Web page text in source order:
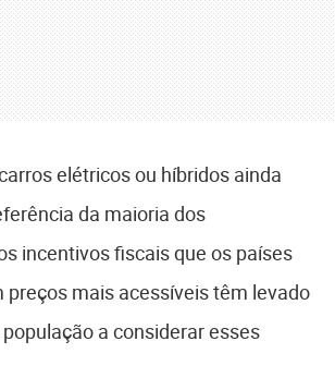
elétricos ou híbridos ainda
da maioria dos
incentivos fiscais que os países
preços mais acessíveis têm levado
a considerar esses